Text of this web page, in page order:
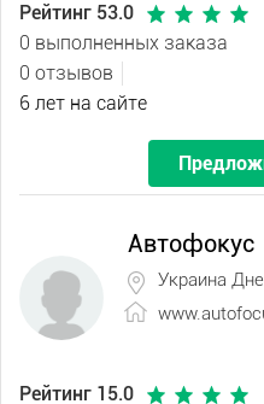
Рейтинг 53.0
0 выполненных заказа
0 отзывов
6 лет на сайте
Автофокус
Украина
Рейтинг 15.0